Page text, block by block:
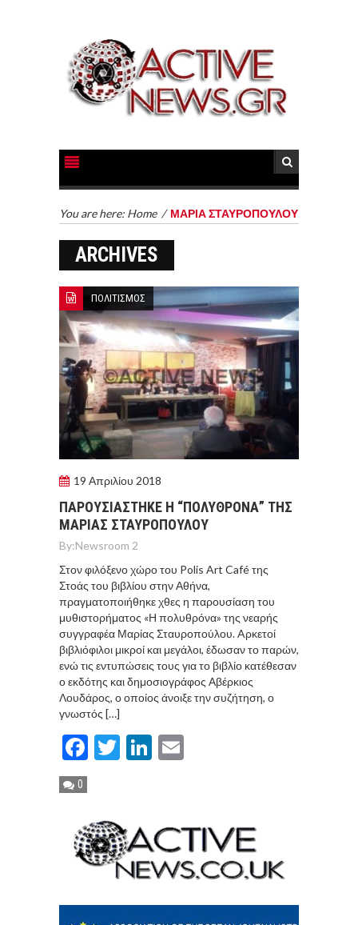
You are here: Home / ΜΑΡΙΑ ΣΤΑΥΡΟΠΟΥΛΟΥ
ARCHIVES
ΠΟΛΙΤΙΣΜΟΣ
19 Απριλίου 2018
ΠΑΡΟΥΣΙΑΣΤΗΚΕ Η “ΠΟΛΥΘΡΟΝΑ” ΤΗΣ
ΜΑΡΙΑΣ ΣΤΑΥΡΟΠΟΥΛΟΥ
By:Newsroom 2
Στον φιλόξενο χώρο του Polis Art Café της
Στοάς του βιβλίου στην Αθήνα,
πραγματοποιήθηκε χθες η παρουσίαση του
μυθιστορήματος «Η πολυθρόνα» της νεαρής
συγγραφέα Μαρίας Σταυροπούλου. Aρκετοί
βιβλιόφιλοι μικροί και μεγάλοι, έδωσαν το παρών,
ενώ τις εντυπώσεις τους για το βιβλίο κατέθεσαν
ο εκδότης και δημοσιογράφος Αβέρκιος
Λουδάρος, ο οποίος άνοιξε την συζήτηση, ο
γνωστός […]
Facebook
TwitterLinkedIn
0